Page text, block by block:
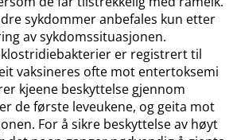
sykdommer anbefales kun etter
av sykdomssituasjonen.
er registrert til
vaksineres ofte mot entertoksemi
kjeene beskyttelse gjennom
de første leveukene, og geita mot
For å sikre beskyttelse av høyt